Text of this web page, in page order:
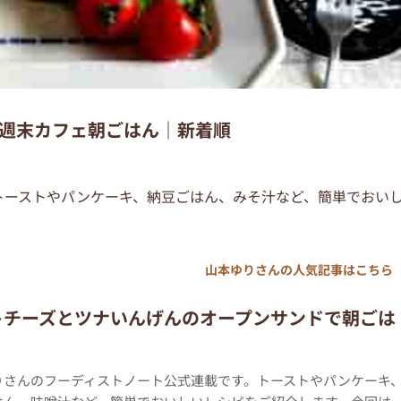
末カフェ朝ごはん｜新着順
ストやパンケーキ、納豆ごはん、みそ汁など、簡単でおい
山本ゆりさんの人気記事はこちら
ーズとツナいんげんのオープンサンドで朝ごは
んのフーディストノート公式連載です。トーストやパンケーキ